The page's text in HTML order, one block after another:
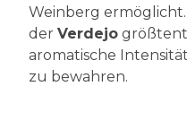
Weinberg
der Verdejo
aromatische
zu bewahren.